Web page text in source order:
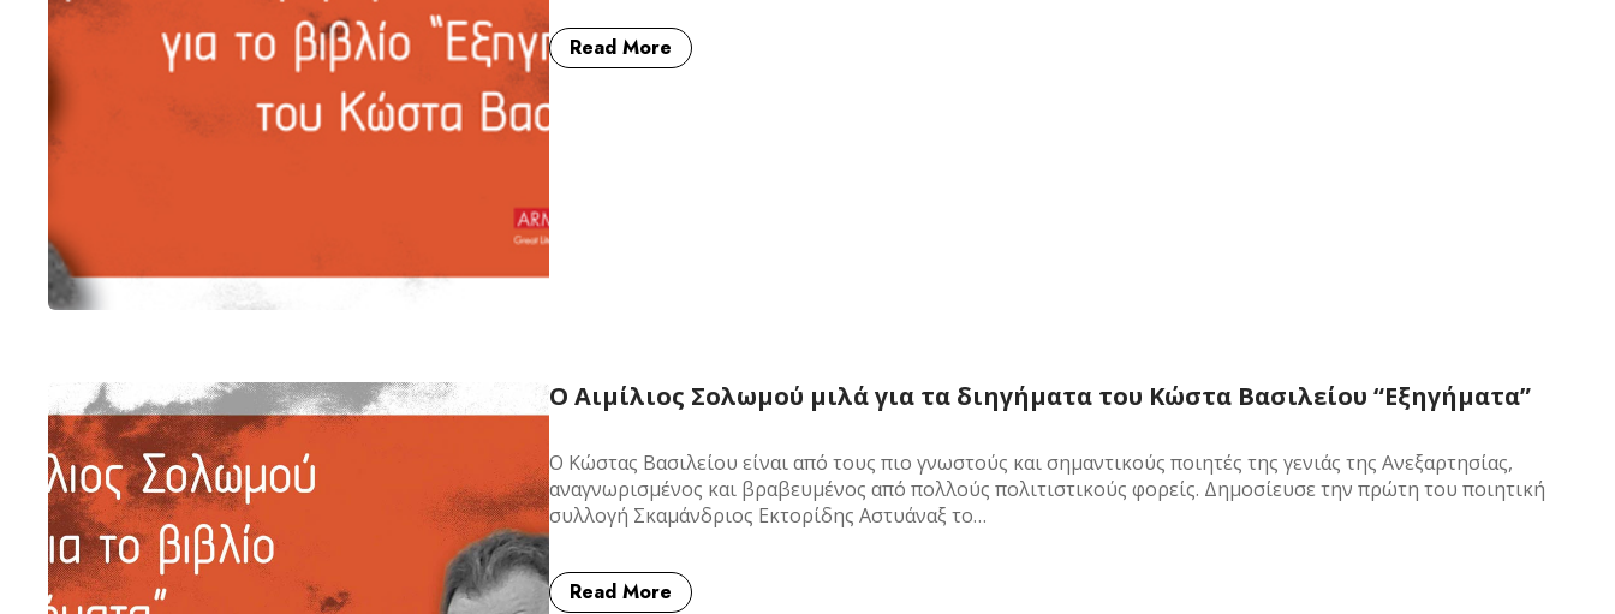
Read More
Ο Αιμίλιος Σολωμού μιλά για τα διηγήματα του Κώστα Βασιλείου “Εξηγήματα”
Ο Κώστας Βασιλείου είναι από τους πιο γνωστούς και σημαντικούς ποιητές της γενιάς της Ανεξαρτησίας,
αναγνωρισμένος και βραβευμένος από πολλούς πολιτιστικούς φορείς. Δημοσίευσε την πρώτη του ποιητική
συλλογή Σκαμάνδριος Εκτορίδης Αστυάναξ το…
Read More